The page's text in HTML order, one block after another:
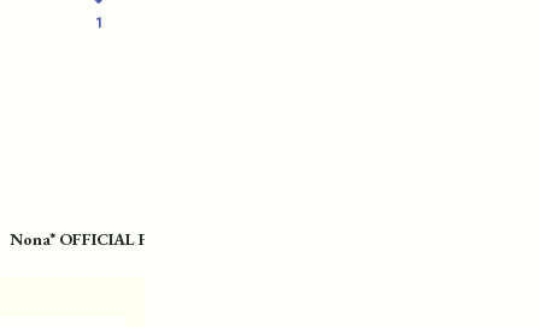
1
Nona* OFFICIAL FANCLUB